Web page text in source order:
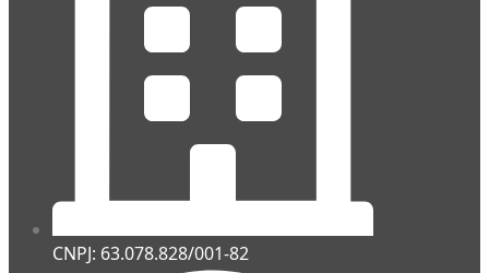
CNPJ: 63.078.828/001-82